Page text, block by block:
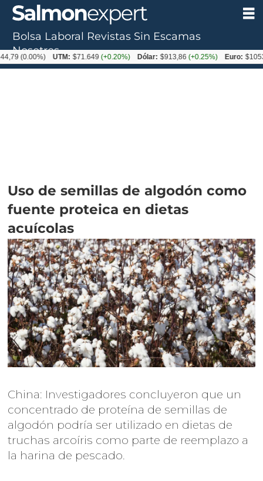
Uso de semillas de algodón como
fuente proteica en dietas
acuícolas
China: Investigadores concluyeron que un
concentrado de proteína de semillas de
algodón podría ser utilizado en dietas de
truchas arcoíris como parte de reemplazo a
la harina de pescado.
Bolsa Laboral Revistas Sin Escamas
Nosotros
UTM: $71.649(+0.20%) Dólar: $913,86(+0.25%) Euro: $1053,08(-